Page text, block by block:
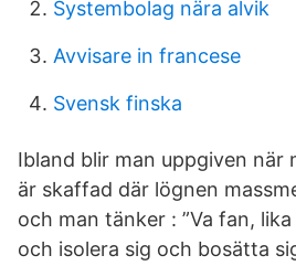
Systembolag nära alvik
Avvisare in francese
Svensk finska
Ibland blir man uppgiven när
är skaffad där lögnen
och man tänker : ”Va fan,
och isolera sig och bosätta